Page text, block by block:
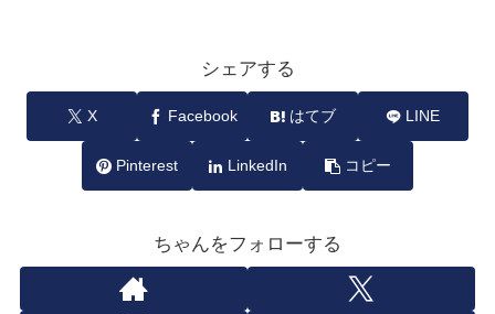
シェアする
X Facebook はてブ LINE
Pinterest LinkedIn コピー
ちゃんをフォローする